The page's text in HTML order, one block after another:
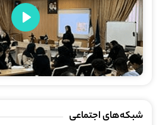
شبکه‌های اجتماعی
Play